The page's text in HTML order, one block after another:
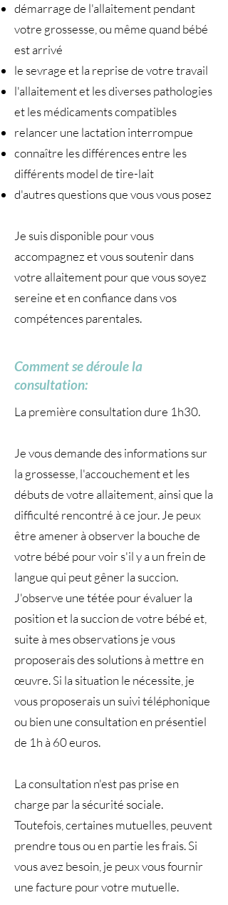
démarrage de l'allaitement pendant
votre grossesse, ou même quand bébé
est arrivé
le sevrage et la reprise de votre travail
l'allaitement et les diverses pathologies
et les médicaments compatibles
relancer une lactation interrompue
connaître les différences entre les
différents model de tire-lait
d'autres questions que vous vous posez
Je suis disponible pour vous
accompagnez et vous soutenir dans
votre allaitement pour que vous soyez
sereine et en confiance dans vos
compétences parentales.
Comment se déroule la
consultation:
La première consultation dure 1h30.
Je vous demande des informations sur
la grossesse, l'accouchement et les
débuts de votre allaitement, ainsi que la
difficulté rencontré à ce jour. Je peux
être amener à observer la bouche de
votre bébé pour voir s'il y a un frein de
langue qui peut gêner la succion.
J'observe une tétée pour évaluer la
position et la succion de votre bébé et,
suite à mes observations je vous
proposerais des solutions à mettre en
œuvre. Si la situation le nécessite, je
vous proposerais un suivi téléphonique
ou bien une consultation en présentiel
de 1h à 60 euros.
La consultation n'est pas prise en
charge par la sécurité sociale.
Toutefois, certaines mutuelles, peuvent
prendre tous ou en partie les frais. Si
vous avez besoin, je peux vous fournir
une facture pour votre mutuelle.